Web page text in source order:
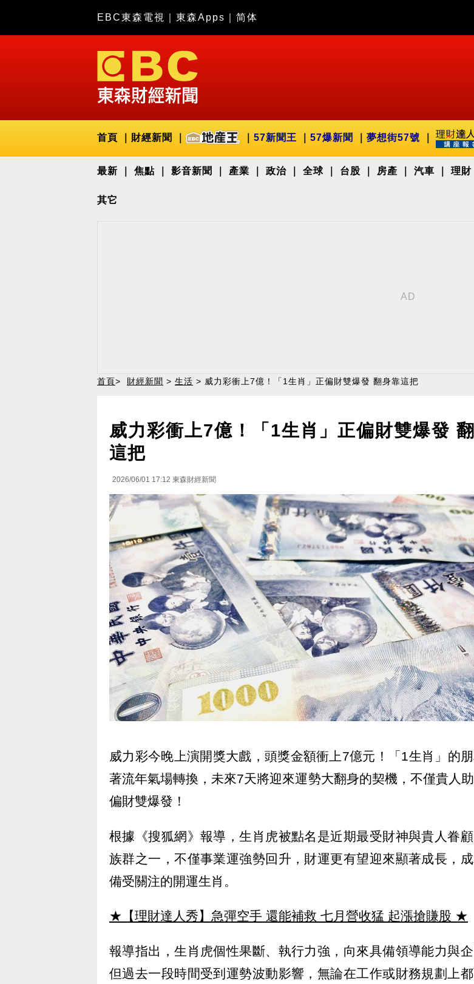
EBC東森電視 東森Apps 简体
首頁 財經新聞 57新聞王 57爆新聞 夢想街57號
最新 焦點 影音新聞 產業 政治 全球 台股 房產 汽車 理財
其它
首頁> 財經新聞 > 生活 > 威力彩衝上7億！「1生肖」正偏財雙爆發 翻身靠這把
威力彩衝上7億！「1生肖」正偏財雙爆發
這把
2026/06/01 17:12 東森財經新聞
威力彩今晚上演開獎大戲，頭獎金額衝上7億元！「1生肖」的
著流年氣場轉換，未來7天將迎來運勢大翻身的契機，不僅貴人
偏財雙爆發！
根據《搜狐網》報導，生肖虎被點名是近期最受財神與貴人眷
族群之一，不僅事業運強勢回升，財運更有望迎來顯著成長，
備受關注的開運生肖。
★【理財達人秀】急彈空手 還能補救 七月營收猛 起漲搶賺股 ★
報導指出，生肖虎個性果斷、執行力強，向來具備領導能力與企
但過去一段時間受到運勢波動影響，無論在工作或財務規劃上